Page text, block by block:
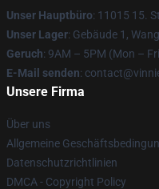
Unser Hauptbüro: 11015 15.
Unser Lager: Gebäude 1,
Geruch: 9AM – 5PM (Mon –
E-Mail senden:
Unsere Firma
Über uns
Allgemeine
Datenschutzrichtlinien
DMCA - Copyright Policy